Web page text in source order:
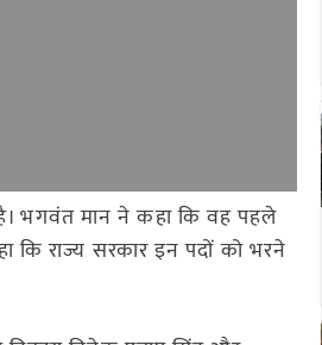
भगवंत मान ने कहा कि वह पहले
कि राज्य सरकार इन पदों को भरने